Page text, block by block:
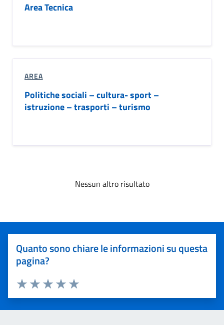
Area Tecnica
AREA
Politiche sociali – cultura- sport –
istruzione – trasporti – turismo
Nessun altro risultato
Quanto sono chiare le informazioni su questa
pagina?
Valuta 5 stelle su 5
Valuta 4 stelle su 5
Valuta 3 stelle su 5
Valuta 2 stelle su 5
Valuta 1 stelle su 5